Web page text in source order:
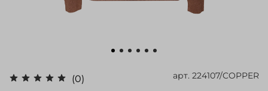
(0) арт. 224107/COPPER